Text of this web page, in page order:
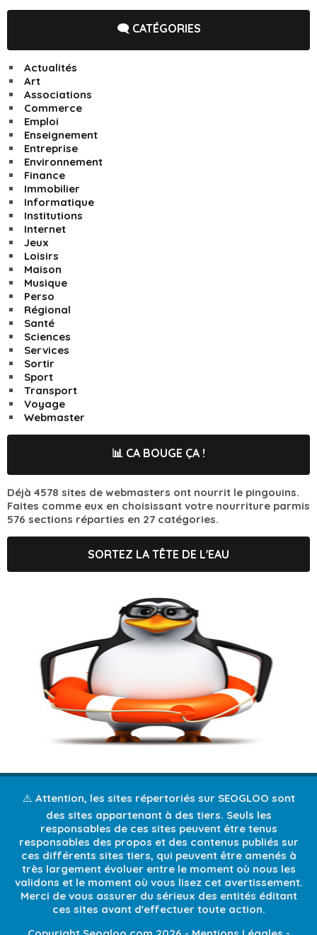
🗨️ CATÉGORIES
Actualités
Art
Associations
Commerce
Emploi
Enseignement
Entreprise
Environnement
Finance
Immobilier
Informatique
Institutions
Internet
Jeux
Loisirs
Maison
Musique
Perso
Régional
Santé
Sciences
Services
Sortir
Sport
Transport
Voyage
Webmaster
📊 CA BOUGE ÇA !
Déjà 4578 sites de webmasters ont nourrit le pingouins.
Faites comme eux en choisissant votre nourriture parmis
576 sections réparties en 27 catégories.
SORTEZ LA TÊTE DE L'EAU
⚠️ Attention, les sites répertoriés sur SEOGLOO sont
des sites appartenant à des tiers. Seuls les
responsables de ces sites peuvent être tenus
responsables des propos et des contenus publiés sur
ces différents sites tiers, qui peuvent être amenés à
très largement évoluer entre le moment où nous les
validons et le moment où vous lisez cet avertissement.
Merci de vous assurer du sérieux des entités éditant
ces sites avant d'effectuer toute action.